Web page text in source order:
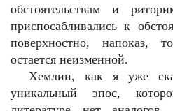
обстоятельствам и
приспосабливались к
поверхностно, напоказ,
остается неизменной.
Хемлин, как я уже
уникальный эпос,